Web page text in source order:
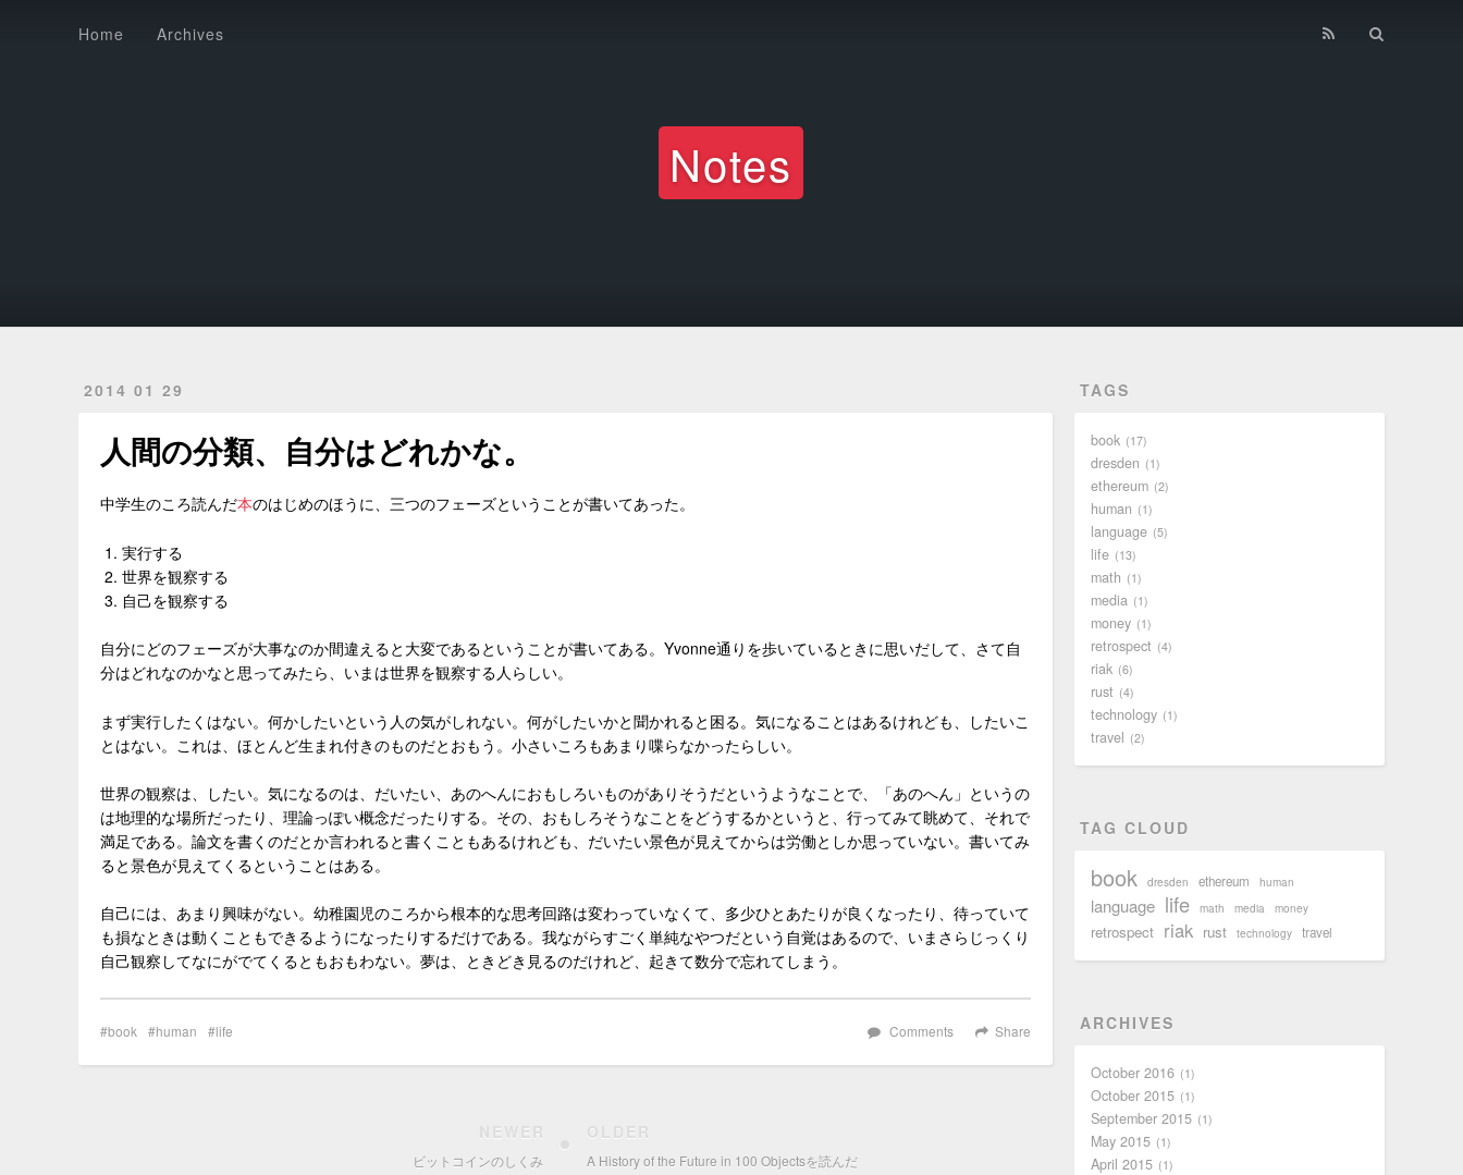
Notes
Home Archives
2014 01 29
人間の分類、自分はどれかな。
中学生のころ読んだ本のはじめのほうに、三つのフェーズということが書いてあった。
実行する
世界を観察する
自己を観察する
自分にどのフェーズが大事なのか間違えると大変であるということが書いてある。Yvonne通りを歩いているときに思いだして、さて自
分はどれなのかなと思ってみたら、いまは世界を観察する人らしい。
まず実行したくはない。何かしたいという人の気がしれない。何がしたいかと聞かれると困る。気になることはあるけれども、したいこ
とはない。これは、ほとんど生まれ付きのものだとおもう。小さいころもあまり喋らなかったらしい。
世界の観察は、したい。気になるのは、だいたい、あのへんにおもしろいものがありそうだというようなことで、「あのへん」というの
は地理的な場所だったり、理論っぽい概念だったりする。その、おもしろそうなことをどうするかというと、行ってみて眺めて、それで
満足である。論文を書くのだとか言われると書くこともあるけれども、だいたい景色が見えてからは労働としか思っていない。書いてみ
ると景色が見えてくるということはある。
自己には、あまり興味がない。幼稚園児のころから根本的な思考回路は変わっていなくて、多少ひとあたりが良くなったり、待っていて
も損なときは動くこともできるようになったりするだけである。我ながらすごく単純なやつだという自覚はあるので、いまさらじっくり
自己観察してなにがでてくるともおもわない。夢は、ときどき見るのだけれど、起きて数分で忘れてしまう。
Share
Comments
book human life
NEWER
ビットコインのしくみ
OLDER
A History of the Future in 100 Objectsを読んだ
TAGS
book 17
dresden 1
ethereum 2
human 1
language 5
life 13
math 1
media 1
money 1
retrospect 4
riak 6
rust 4
technology 1
travel 2
TAG CLOUD
book dresden ethereum human
language life math media money
retrospect riak rust technology travel
ARCHIVES
October 2016 1
October 2015 1
September 2015 1
May 2015 1
April 2015 1